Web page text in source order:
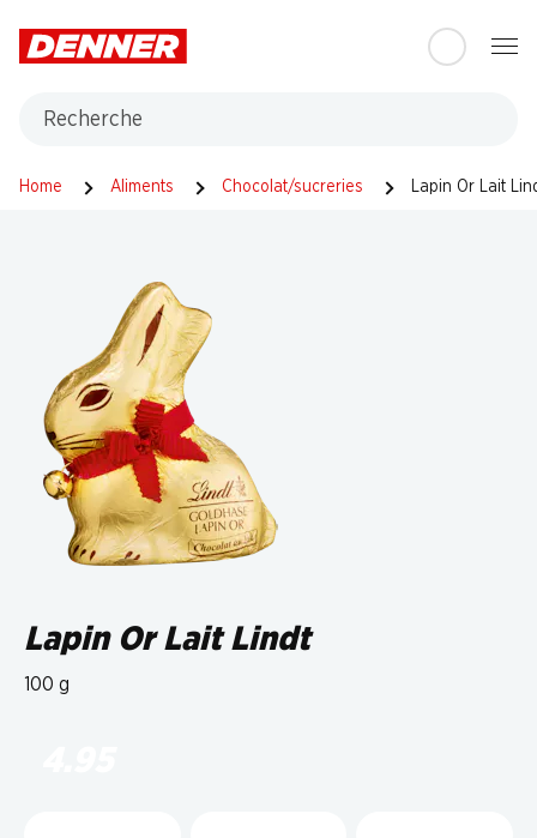
Home Aliments Chocolat/sucreries Lapin Or Lait
Lapin Or Lait Lindt
100 g